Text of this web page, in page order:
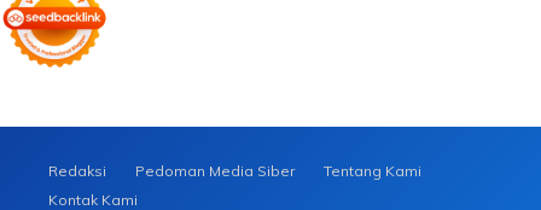
Redaksi Pedoman Media Siber
Tentang Kami
Kontak Kami